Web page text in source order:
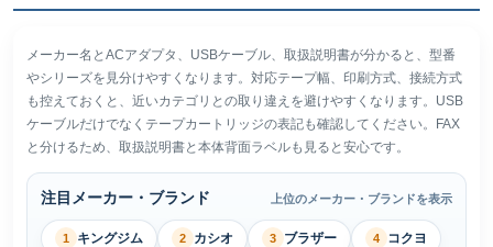
メーカー名とACアダプタ、USBケーブル、取扱説明書が分かると、型番
やシリーズを見分けやすくなります。対応テープ幅、印刷方式、接続方式
も控えておくと、近いカテゴリとの取り違えを避けやすくなります。USB
ケーブルだけでなくテープカートリッジの表記も確認してください。FAX
と分けるため、取扱説明書と本体背面ラベルも見ると安心です。
注目メーカー・ブランド 上位のメーカー・ブランドを表示
1 キングジム 2 カシオ 3 ブラザー 4 コクヨ